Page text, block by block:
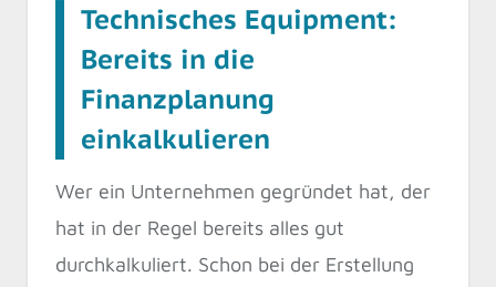
Technisches Equipment:
Bereits in die
Finanzplanung
einkalkulieren
Wer ein Unternehmen gegründet hat, der
hat in der Regel bereits alles gut
durchkalkuliert. Schon bei der Erstellung